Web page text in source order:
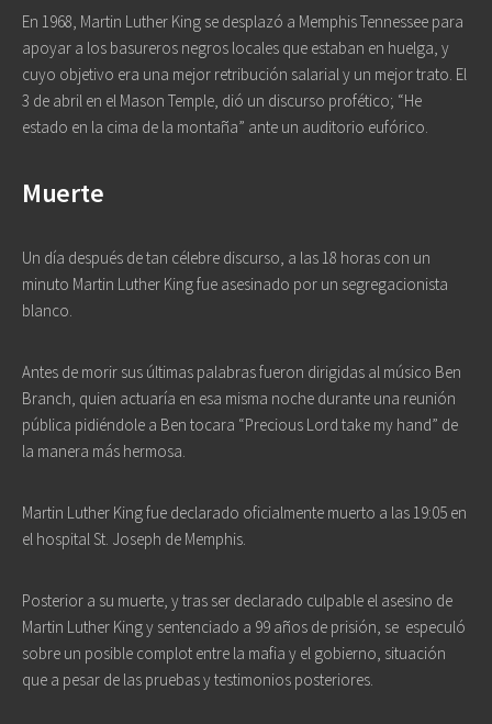
En 1968, Martin Luther King se desplazó a Memphis Tennessee para
apoyar a los basureros negros locales que estaban en huelga, y
cuyo objetivo era una mejor retribución salarial y un mejor trato. El
3 de abril en el Mason Temple, dió un discurso profético; “He
estado en la cima de la montaña” ante un auditorio eufórico.
Muerte
Un día después de tan célebre discurso, a las 18 horas con un
minuto Martin Luther King fue asesinado por un segregacionista
blanco.
Antes de morir sus últimas palabras fueron dirigidas al músico Ben
Branch, quien actuaría en esa misma noche durante una reunión
pública pidiéndole a Ben tocara “Precious Lord take my hand” de
la manera más hermosa.
Martin Luther King fue declarado oficialmente muerto a las 19:05 en
el hospital St. Joseph de Memphis.
Posterior a su muerte, y tras ser declarado culpable el asesino de
Martin Luther King y sentenciado a 99 años de prisión, se especuló
sobre un posible complot entre la mafia y el gobierno, situación
que a pesar de las pruebas y testimonios posteriores.